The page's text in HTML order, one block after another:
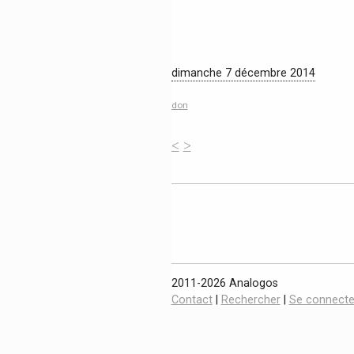
dimanche 7 décembre 2014
don
< >
2011-2026 Analogos
Contact| Rechercher| Se